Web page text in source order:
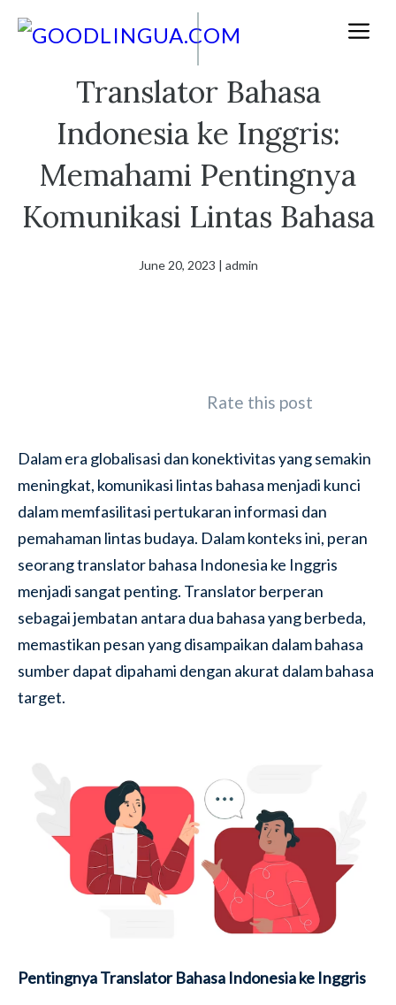
Translator Bahasa
Indonesia ke Inggris:
Memahami Pentingnya
Komunikasi Lintas Bahasa
June 20, 2023 | admin
Rate this post
Dalam era globalisasi dan konektivitas yang semakin
meningkat, komunikasi lintas bahasa menjadi kunci
dalam memfasilitasi pertukaran informasi dan
pemahaman lintas budaya. Dalam konteks ini, peran
seorang translator bahasa Indonesia ke Inggris
menjadi sangat penting. Translator berperan
sebagai jembatan antara dua bahasa yang berbeda,
memastikan pesan yang disampaikan dalam bahasa
sumber dapat dipahami dengan akurat dalam bahasa
target.
Pentingnya Translator Bahasa Indonesia ke Inggris